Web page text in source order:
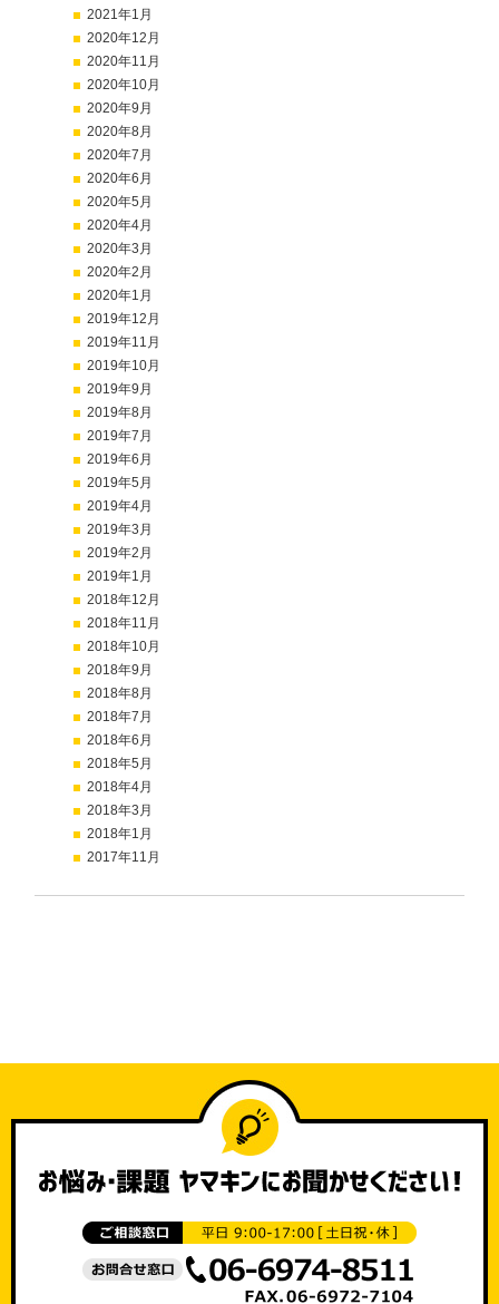
2021年1月
2020年12月
2020年11月
2020年10月
2020年9月
2020年8月
2020年7月
2020年6月
2020年5月
2020年4月
2020年3月
2020年2月
2020年1月
2019年12月
2019年11月
2019年10月
2019年9月
2019年8月
2019年7月
2019年6月
2019年5月
2019年4月
2019年3月
2019年2月
2019年1月
2018年12月
2018年11月
2018年10月
2018年9月
2018年8月
2018年7月
2018年6月
2018年5月
2018年4月
2018年3月
2018年1月
2017年11月